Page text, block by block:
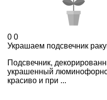
0 0
Украшаем подсвечник
Подсвечник,
украшенный
красиво и при ...